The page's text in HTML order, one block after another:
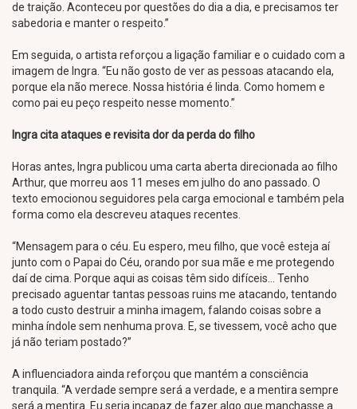
de traição. Aconteceu por questões do dia a dia, e precisamos ter
sabedoria e manter o respeito.”
Em seguida, o artista reforçou a ligação familiar e o cuidado com a
imagem de Ingra. “Eu não gosto de ver as pessoas atacando ela,
porque ela não merece. Nossa história é linda. Como homem e
como pai eu peço respeito nesse momento.”
Ingra cita ataques e revisita dor da perda do filho
Horas antes, Ingra publicou uma carta aberta direcionada ao filho
Arthur, que morreu aos 11 meses em julho do ano passado. O
texto emocionou seguidores pela carga emocional e também pela
forma como ela descreveu ataques recentes.
“Mensagem para o céu. Eu espero, meu filho, que você esteja aí
junto com o Papai do Céu, orando por sua mãe e me protegendo
daí de cima. Porque aqui as coisas têm sido difíceis… Tenho
precisado aguentar tantas pessoas ruins me atacando, tentando
a todo custo destruir a minha imagem, falando coisas sobre a
minha índole sem nenhuma prova. E, se tivessem, você acho que
já não teriam postado?”
A influenciadora ainda reforçou que mantém a consciência
tranquila. “A verdade sempre será a verdade, e a mentira sempre
será a mentira. Eu seria incapaz de fazer algo que manchasse a